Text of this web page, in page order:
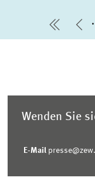
erste
Wenden Sie
E-Mail